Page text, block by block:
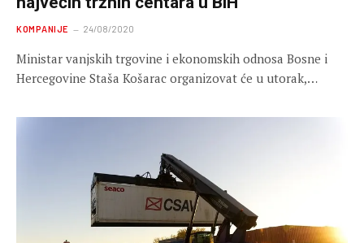
KOMPANIJE 24/08/2020
Ministar vanjskih trgovine i ekonomskih odnosa Bosne i
Hercegovine Staša Košarac organizovat će u utorak,…